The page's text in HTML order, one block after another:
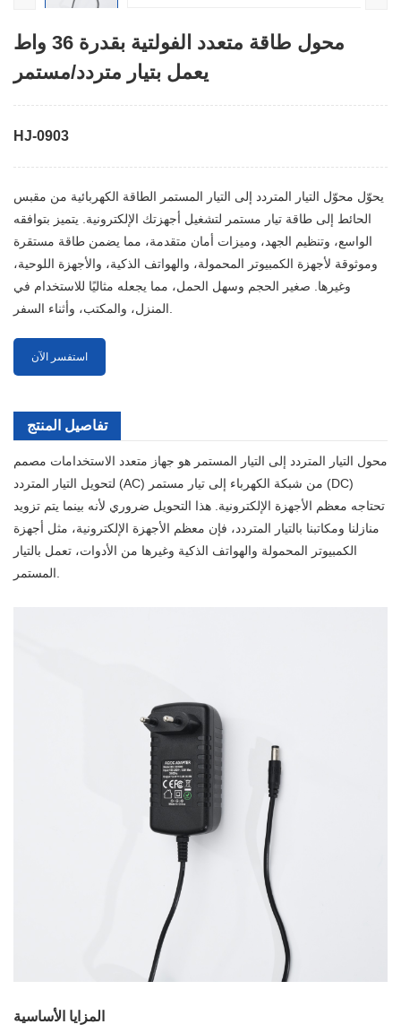
محول طاقة متعدد الفولتية بقدرة 36 واط
يعمل بتيار متردد/مستمر
HJ-0903
يحوّل محوّل التيار المتردد إلى التيار المستمر الطاقة الكهربائية من مقبس
الحائط إلى طاقة تيار مستمر لتشغيل أجهزتك الإلكترونية. يتميز بتوافقه
الواسع، وتنظيم الجهد، وميزات أمان متقدمة، مما يضمن طاقة مستقرة
وموثوقة لأجهزة الكمبيوتر المحمولة، والهواتف الذكية، والأجهزة اللوحية،
وغيرها. صغير الحجم وسهل الحمل، مما يجعله مثاليًا للاستخدام في
استفسر الآن
تفاصيل المنتج
محول التيار المتردد إلى التيار المستمر هو جهاز متعدد الاستخدامات مصمم
لتحويل التيار المتردد (AC) من شبكة الكهرباء إلى تيار مستمر (DC)
تحتاجه معظم الأجهزة الإلكترونية. هذا التحويل ضروري لأنه بينما يتم تزويد
منازلنا ومكاتبنا بالتيار المتردد، فإن معظم الأجهزة الإلكترونية، مثل أجهزة
الكمبيوتر المحمولة والهواتف الذكية وغيرها من الأدوات، تعمل بالتيار
المزايا الأساسية